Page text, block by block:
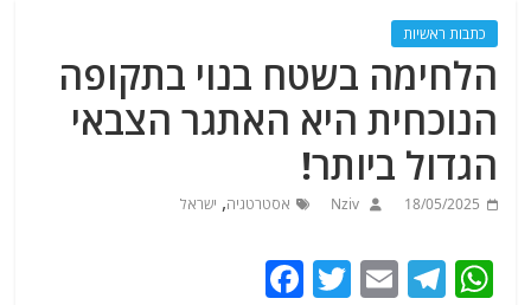
כתבות ראשיות
הלחימה בשטח בנוי בתקופה
הנוכחית היא האתגר הצבאי
הגדול ביותר!
18/05/2025
Nziv אסטרטגיה, ישראל
W
T
E
T